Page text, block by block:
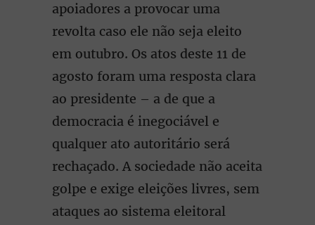
apoiadores a provocar uma
revolta caso ele não seja eleito
em outubro. Os atos deste 11 de
agosto foram uma resposta clara
ao presidente – a de que a
democracia é inegociável e
qualquer ato autoritário será
rechaçado. A sociedade não aceita
golpe e exige eleições livres, sem
ataques ao sistema eleitoral